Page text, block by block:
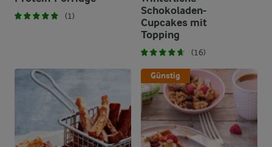
(1)
Schokoladen-
Cupcakes mit
Topping
(16)
Günstig